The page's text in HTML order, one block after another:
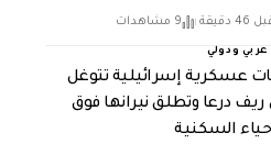
46 دقيقة 9 مشاهدات
عربي ودولي
عسكرية إسرائيلية تتوغل
ريف درعا وتطلق نيرانها فوق
السكنية